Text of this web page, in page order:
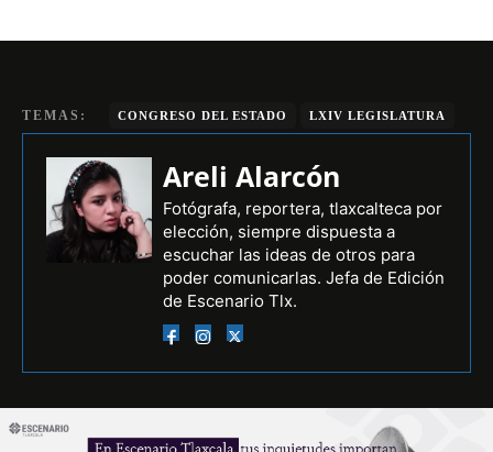
TEMAS: CONGRESO DEL ESTADO LXIV LEGISLATURA
Areli Alarcón
Fotógrafa, reportera, tlaxcalteca por
elección, siempre dispuesta a
escuchar las ideas de otros para
poder comunicarlas. Jefa de Edición
de Escenario Tlx.